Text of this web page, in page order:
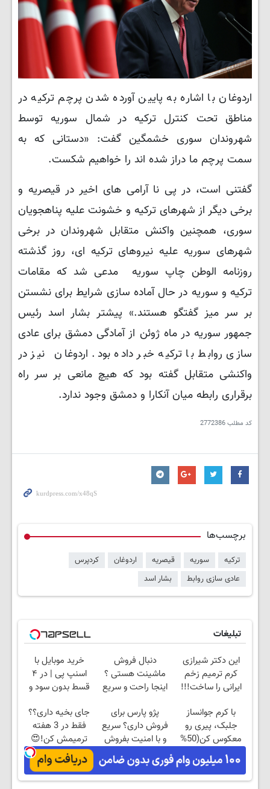
اردوغان با اشاره به پایین آورده شدن پرچم ترکیه در
مناطق تحت کنترل ترکیه در شمال سوریه توسط
شهروندان سوری خشمگین گفت: «دستانی که به
سمت پرچم ما دراز شده اند را خواهیم شکست.
گفتنی است، در پی نا آرامی های اخیر در قیصریه و
برخی دیگر از شهرهای ترکیه و خشونت علیه پناهجویان
سوری، همچنین واکنش متقابل شهروندان در برخی
شهرهای سوریه علیه نیروهای ترکیه ای، روز گذشته
روزنامه الوطن چاپ سوریه مدعی شد که مقامات
ترکیه و سوریه در حال آماده سازی شرایط برای نشستن
بر سر میز گفتگو هستند.» پیشتر بشار اسد رئیس
جمهور سوریه در ماه ژوئن از آمادگی دمشق برای عادی
سازی روابط با ترکیه خبر داده بود. اردوغان نیز در
واکنشی متقابل گفته بود که هیچ مانعی بر سر راه
برقراری رابطه میان آنکارا و دمشق وجود ندارد.
کد مطلب2772386
برچسب‌ها
ترکیه سوریه قیصریه اردوغان
کردپرس
عادی سازی روابط
بشار اسد
تبلیغات
این دکتر شیرازی
کرم ترمیم زخم
ایرانی را ساخت!!!
دنبال فروش
ماشینت هستی ؟
اینجا راحت و سریع
خرید موبایل با
اسنپ پی | در ۴
قسط بدون سود و
با کرم جوانساز
جلبک، پیری رو
معکوس کن(50%
تخفیف)
پژو پارس برای
فروش داری؟ سریع
و با امنیت بفروش
جای بخیه داری؟؟
فقط در 3 هفته
ترمیمش کن!😍